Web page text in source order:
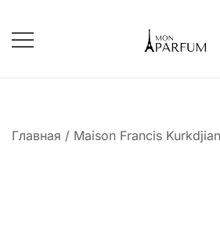
содержимому
Главная / Maison Francis Kurkdjian